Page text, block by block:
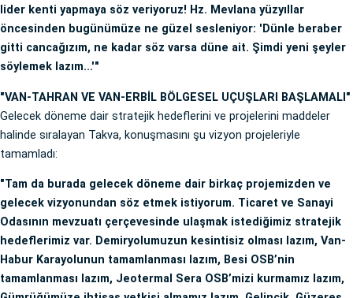
lider kenti yapmaya söz veriyoruz! Hz. Mevlana yüzyıllar
öncesinden bugünümüze ne güzel sesleniyor: 'Dünle beraber
gitti cancağızım, ne kadar söz varsa düne ait. Şimdi yeni şeyler
söylemek lazım...'"
"VAN-TAHRAN VE VAN-ERBİL BÖLGESEL UÇUŞLARI BAŞLAMALI"
Gelecek döneme dair stratejik hedeflerini ve projelerini maddeler
halinde sıralayan Takva, konuşmasını şu vizyon projeleriyle
tamamladı:
"Tam da burada gelecek döneme dair birkaç projemizden ve
gelecek vizyonundan söz etmek istiyorum. Ticaret ve Sanayi
Odasının mevzuatı çerçevesinde ulaşmak istediğimiz stratejik
hedeflerimiz var. Demiryolumuzun kesintisiz olması lazım, Van-
Habur Karayolunun tamamlanması lazım, Besi OSB’nin
tamamlanması lazım, Jeotermal Sera OSB’mizi kurmamız lazım,